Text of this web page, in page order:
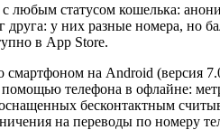
любым статусом кошелька:
друга: у них разные номера,
в App Store.
на Android (версия
телефона в офлайне:
бесконтактным
на переводы по номеру